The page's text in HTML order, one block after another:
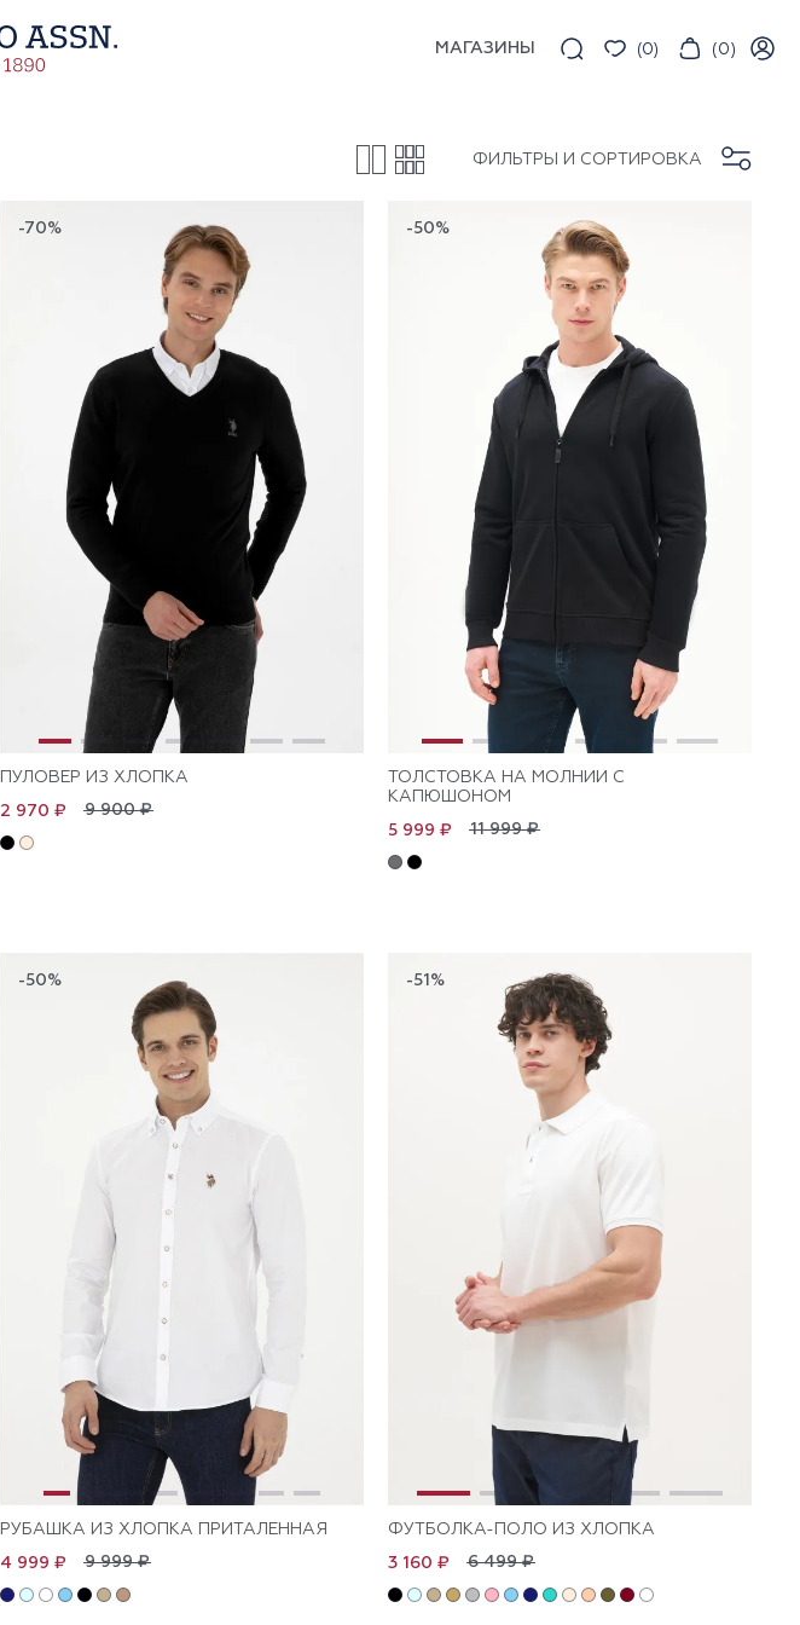
МАГАЗИНЫ (0) (0)
ФИЛЬТРЫ И СОРТИРОВКА
-70%
ПУЛОВЕР ИЗ ХЛОПКА
9 900 ₽
2 970 ₽
-50%
ТОЛСТОВКА НА МОЛНИИ С
КАПЮШОНОМ
11 999 ₽
5 999 ₽
-50%
РУБАШКА ИЗ ХЛОПКА ПРИТАЛЕННАЯ
9 999 ₽
4 999 ₽
-51%
ФУТБОЛКА-ПОЛО ИЗ ХЛОПКА
6 499 ₽
3 160 ₽